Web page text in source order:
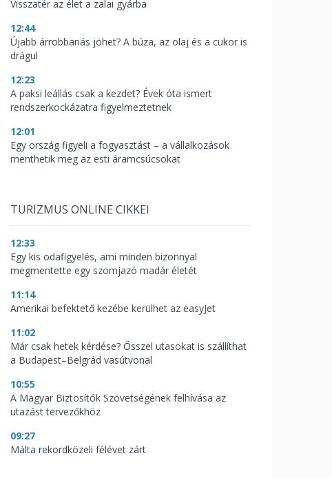
Visszatér az élet a zalai gyárba
12:44
Újabb árrobbanás jöhet? A búza, az olaj és a cukor is
drágul
12:23
A paksi leállás csak a kezdet? Évek óta ismert
rendszerkockázatra figyelmeztetnek
12:01
Egy ország figyeli a fogyasztást – a vállalkozások
menthetik meg az esti áramcsúcsokat
TURIZMUS ONLINE CIKKEI
12:33
Egy kis odafigyelés, ami minden bizonnyal
megmentette egy szomjazó madár életét
11:14
Amerikai befektető kezébe kerülhet az easyJet
11:02
Már csak hetek kérdése? Ősszel utasokat is szállíthat
a Budapest–Belgrád vasútvonal
10:55
A Magyar Biztosítók Szövetségének felhívása az
utazást tervezőkhöz
09:27
Málta rekordközeli félévet zárt